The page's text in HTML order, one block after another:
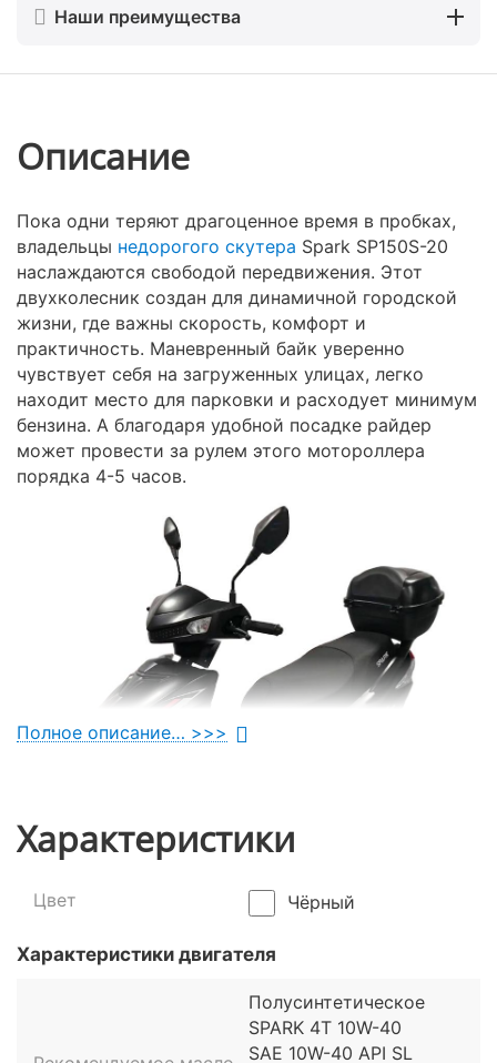
Наши преимущества
Описание
Пока одни теряют драгоценное время в пробках,
владельцы недорогого скутера Spark SP150S-20
наслаждаются свободой передвижения. Этот
двухколесник создан для динамичной городской
жизни, где важны скорость, комфорт и
практичность. Маневренный байк уверенно
чувствует себя на загруженных улицах, легко
находит место для парковки и расходует минимум
бензина. А благодаря удобной посадке райдер
может провести за рулем этого мотороллера
порядка 4-5 часов.
Транспорт, созданный для города
Что главное для городского двухколесника? Опыт
Полное описание… >>>
Характеристики
Цвет Чёрный
Характеристики двигателя
Полусинтетическое
SPARK 4T 10W-40
SAE 10W-40 API SL